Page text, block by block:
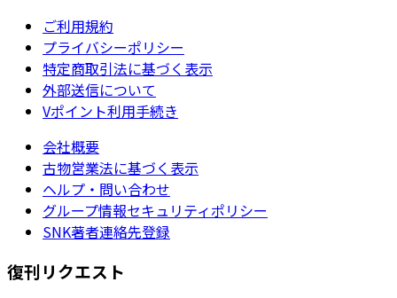
ご利用規約
プライバシーポリシー
特定商取引法に基づく表示
外部送信について
Vポイント利用手続き
会社概要
古物営業法に基づく表示
ヘルプ・問い合わせ
グループ情報セキュリティポリシー
SNK著者連絡先登録
復刊リクエスト